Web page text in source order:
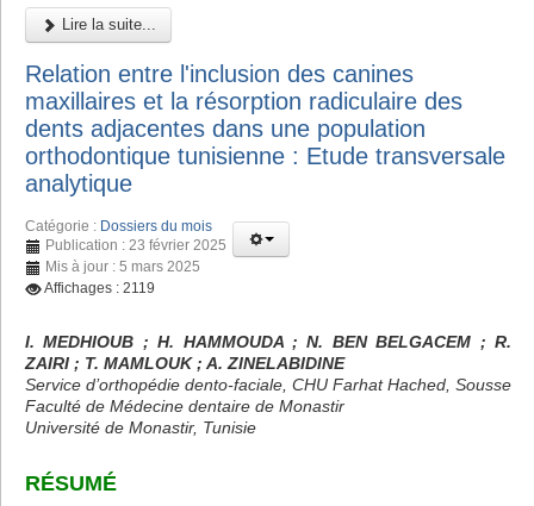
Lire la suite...
Relation entre l'inclusion des canines
maxillaires et la résorption radiculaire des
dents adjacentes dans une population
orthodontique tunisienne : Etude transversale
analytique
Catégorie : Dossiers du mois
Publication : 23 février 2025
Mis à jour : 5 mars 2025
Affichages : 2119
I. MEDHIOUB ; H. HAMMOUDA ; N. BEN BELGACEM ; R.
ZAIRI ; T. MAMLOUK ; A. ZINELABIDINE
Service d’orthopédie dento-faciale, CHU Farhat Hached, Sousse
Faculté de Médecine dentaire de Monastir
Université de Monastir, Tunisie
RÉSUMÉ